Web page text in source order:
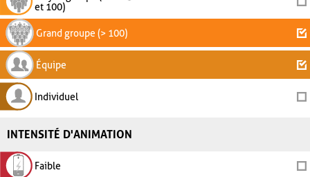
et 100)
Grand groupe (> 100)
Équipe
Individuel
INTENSITÉ D'ANIMATION
Faible